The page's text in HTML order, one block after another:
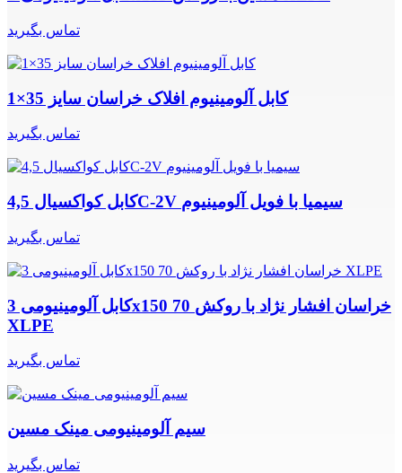
تماس بگیرید
کابل آلومینیوم افلاک خراسان سایز 35×1
تماس بگیرید
کابل کواکسیال 4,5C-2V سیمیا با فویل آلومینیوم
تماس بگیرید
کابل آلومینیومی 3x150 70 خراسان افشار نژاد با روکش
XLPE
تماس بگیرید
سیم آلومینیومی مینک مسین
تماس بگیرید